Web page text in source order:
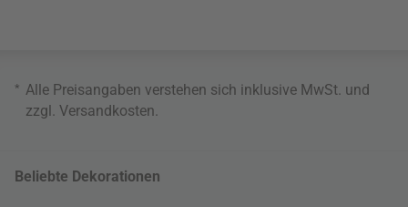
* Alle Preisangaben verstehen sich inklusive MwSt. und
zzgl. Versandkosten
Beliebte Dekorationen